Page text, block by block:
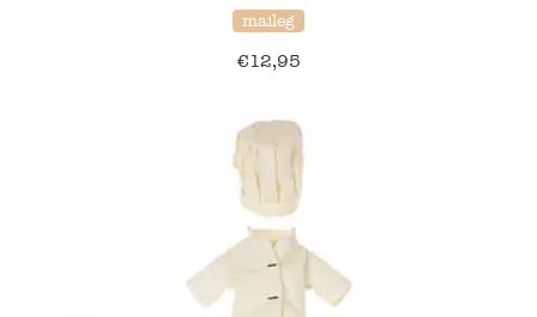
maileg
€12,95